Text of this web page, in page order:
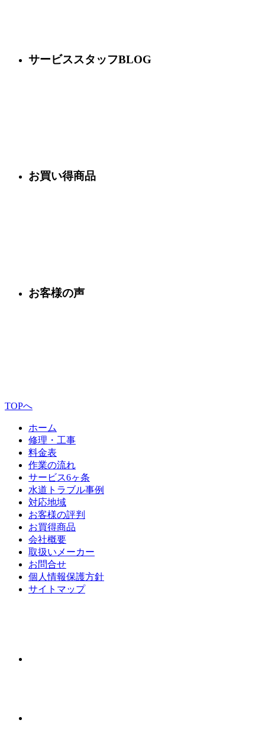
サービススタッフBLOG
お買い得商品
お客様の声
TOPへ
ホーム
修理・工事
料金表
作業の流れ
サービス6ヶ条
水道トラブル事例
対応地域
お客様の評判
お買得商品
会社概要
取扱いメーカー
お問合せ
個人情報保護方針
サイトマップ